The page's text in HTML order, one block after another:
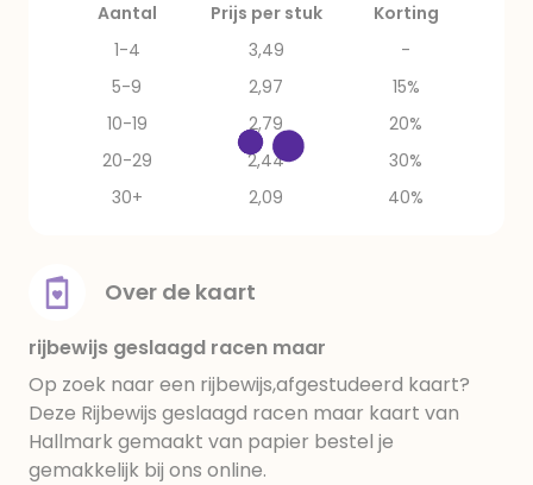
Aantal Prijs per stuk
Korting
1-4
3,49
-
5-9
2,97
15%
10-19
2,79
20%
20-29
2,44
30%
30+
2,09 40%
Over de kaart
rijbewijs geslaagd racen maar
Op zoek naar een rijbewijs,afgestudeerd kaart?
Deze Rijbewijs geslaagd racen maar kaart van
Hallmark gemaakt van papier bestel je
gemakkelijk bij ons online.